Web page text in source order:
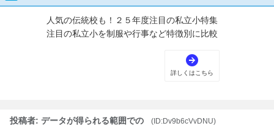
投稿者: データが得られる範囲での
(ID:Dv9b6cVvDNU)